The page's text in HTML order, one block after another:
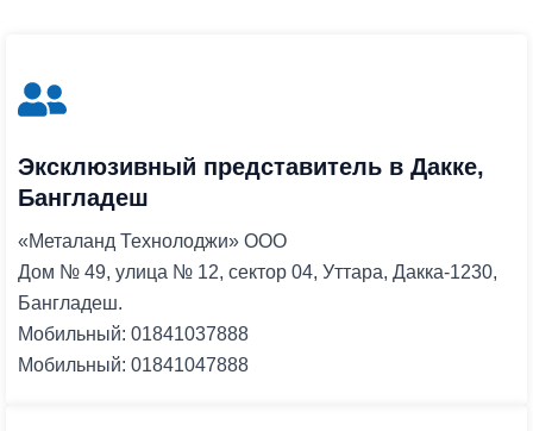
Эксклюзивный представитель в Дакке,
Бангладеш
«Металанд Технолоджи» ООО
Дом № 49, улица № 12, сектор 04, Уттара, Дакка-1230,
Бангладеш.
Мобильный: 01841037888
Мобильный: 01841047888